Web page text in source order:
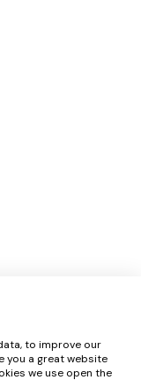
to improve our
you a great website
we use open the